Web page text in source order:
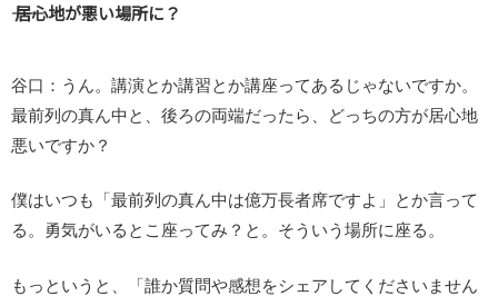
―― 居心地が悪い場所に？
谷口：うん。講演とか講習とか講座ってあるじゃないですか。
最前列の真ん中と、後ろの両端だったら、どっちの方が居心地
悪いですか？
僕はいつも「最前列の真ん中は億万長者席ですよ」とか言って
る。勇気がいるとこ座ってみ？と。そういう場所に座る。
もっというと、「誰か質問や感想をシェアしてくださいません